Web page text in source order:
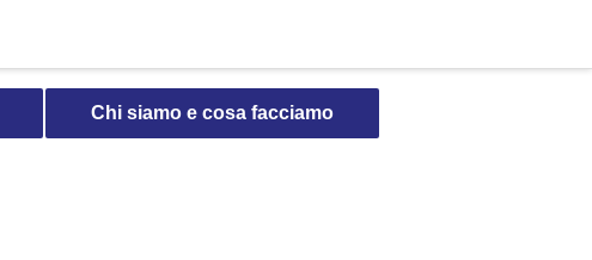
Chi siamo e cosa facciamo